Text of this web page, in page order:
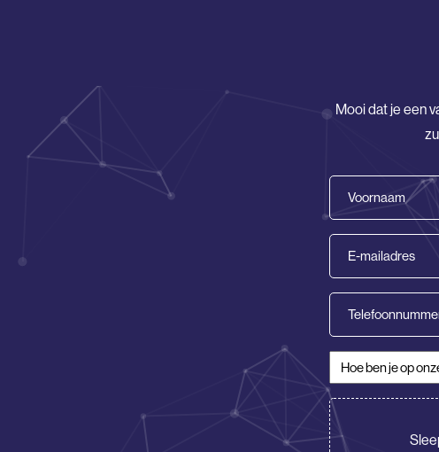
Mooi dat je een
(Vereist)
Hoe ben je op
CV/Motivatie